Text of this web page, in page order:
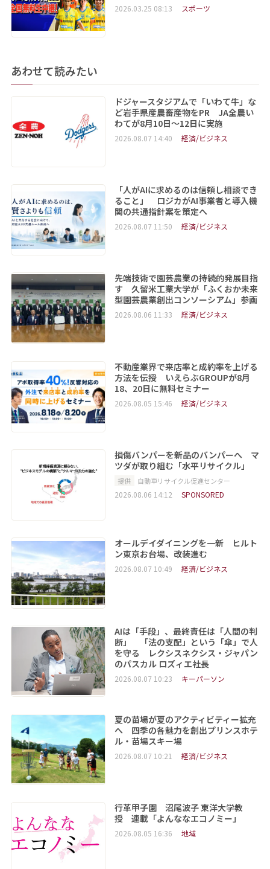
2026.03.25 08:13 スポーツ
あわせて読みたい
ドジャースタジアムで「いわて牛」な
ど岩手県産農畜産物をPR JA全農い
わてが8月10日～12日に実施
2026.08.07 14:40 経済/ビジネス
「人がAIに求めるのは信頼し相談でき
ること」 ロジカがAI事業者と導入機
関の共通指針案を策定へ
2026.08.07 11:50 経済/ビジネス
先端技術で園芸農業の持続的発展目指
す 久留米工業大学が「ふくおか未来
型園芸農業創出コンソーシアム」参画
2026.08.06 11:33 経済/ビジネス
不動産業界で来店率と成約率を上げる
方法を伝授 いえらぶGROUPが8月
18、20日に無料セミナー
2026.08.05 15:46 経済/ビジネス
損傷バンパーを新品のバンパーへ マ
ツダが取り組む「水平リサイクル」
提供 自動車リサイクル促進センター
2026.08.06 14:12 SPONSORED
オールデイダイニングを一新 ヒルト
ン東京お台場、改装進む
2026.08.07 10:49 経済/ビジネス
AIは「手段」、最終責任は「人間の判
断」 「法の支配」という「傘」で人
を守る レクシスネクシス・ジャパン
のパスカル ロズィエ社長
2026.08.07 10:23 キーパーソン
夏の苗場が夏のアクティビティー拡充
へ 四季の各魅力を創出プリンスホテ
ル・苗場スキー場
2026.08.07 10:21 経済/ビジネス
行革甲子園 沼尾波子 東洋大学教
授 連載「よんななエコノミー」
2026.08.05 16:36 地域